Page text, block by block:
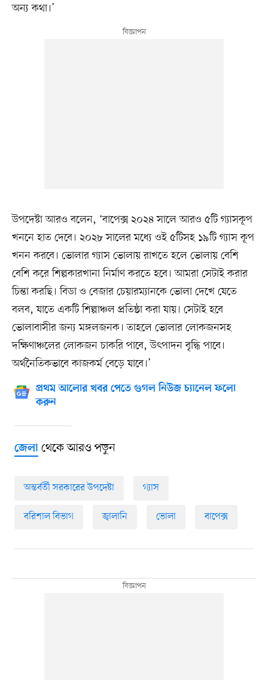
অন্য কথা।’
উপদেষ্টা আরও বলেন, ‘বাপেক্স ২০২৪ সালে আরও ৫টি গ্যাসকূপ
খননে হাত দেবে। ২০২৮ সালের মধ্যে ওই ৫টিসহ ১৯টি গ্যাস কূপ
খনন করবে। ভোলার গ্যাস ভোলায় রাখতে হলে ভোলায় বেশি
বেশি করে শিল্পকারখানা নির্মাণ করতে হবে। আমরা সেটাই করার
চিন্তা করছি। বিডা ও বেজার চেয়ারম্যানকে ভোলা দেখে যেতে
বলব, যাতে একটি শিল্পাঞ্চল প্রতিষ্ঠা করা যায়। সেটাই হবে
ভোলাবাসীর জন্য মঙ্গলজনক। তাহলে ভোলার লোকজনসহ
দক্ষিণাঞ্চলের লোকজন চাকরি পাবে, উৎপাদন বৃদ্ধি পাবে।
অর্থনৈতিকভাবে কাজকর্ম বেড়ে যাবে।’
প্রথম আলোর খবর পেতে গুগল নিউজ চ্যানেল ফলো
করুন
জেলাথেকে আরও পড়ুন
অন্তর্বর্তী সরকারের উপদেষ্টা গ্যাস
বরিশাল বিভাগ জ্বালানি ভোলা বাপেক্স